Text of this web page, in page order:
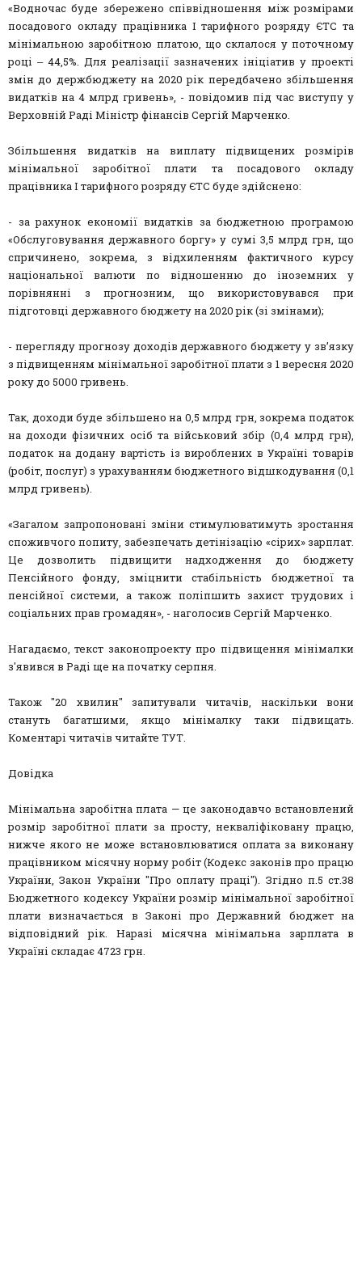
«Водночас буде збережено співвідношення між розмірами
посадового окладу працівника I тарифного розряду ЄТС та
мінімальною заробітною платою, що склалося у поточному
році ‒ 44,5%. Для реалізації зазначених ініціатив у проекті
змін до держбюджету на 2020 рік передбачено збільшення
видатків на 4 млрд гривень», - повідомив під час виступу у
Верховній Раді Міністр фінансів Сергій Марченко.
Збільшення видатків на виплату підвищених розмірів
мінімальної заробітної плати та посадового окладу
працівника I тарифного розряду ЄТС буде здійснено:
- за рахунок економії видатків за бюджетною програмою
«Обслуговування державного боргу» у сумі 3,5 млрд грн, що
спричинено, зокрема, з відхиленням фактичного курсу
національної валюти по відношенню до іноземних у
порівнянні з прогнозним, що використовувався при
підготовці державного бюджету на 2020 рік (зі змінами);
- перегляду прогнозу доходів державного бюджету у зв’язку
з підвищенням мінімальної заробітної плати з 1 вересня 2020
року до 5000 гривень.
Так, доходи буде збільшено на 0,5 млрд грн, зокрема податок
на доходи фізичних осіб та військовий збір (0,4 млрд грн),
податок на додану вартість із вироблених в Україні товарів
(робіт, послуг) з урахуванням бюджетного відшкодування (0,1
млрд гривень).
«Загалом запропоновані зміни стимулюватимуть зростання
споживчого попиту, забезпечать детінізацію «сірих» зарплат.
Це дозволить підвищити надходження до бюджету
Пенсійного фонду, зміцнити стабільність бюджетної та
пенсійної системи, а також поліпшить захист трудових і
соціальних прав громадян», - наголосив Сергій Марченко.
Нагадаємо, текст законопроекту про підвищення мінімалки
з'явився в Раді ще на початку серпня.
Також "20 хвилин" запитували читачів, наскільки вони
стануть багатшими, якщо мінімалку таки підвищать.
Коментарі читачів читайте ТУТ.
Довідка
Мінімальна заробітна плата — це законодавчо встановлений
розмір заробітної плати за просту, некваліфіковану працю,
нижче якого не може встановлюватися оплата за виконану
працівником місячну норму робіт (Кодекс законів про працю
України, Закон України "Про оплату праці"). Згідно п.5 ст.38
Бюджетного кодексу України розмір мінімальної заробітної
плати визначається в Законі про Державний бюджет на
відповідний рік. Наразі місячна мінімальна зарплата в
Україні складає 4723 грн.